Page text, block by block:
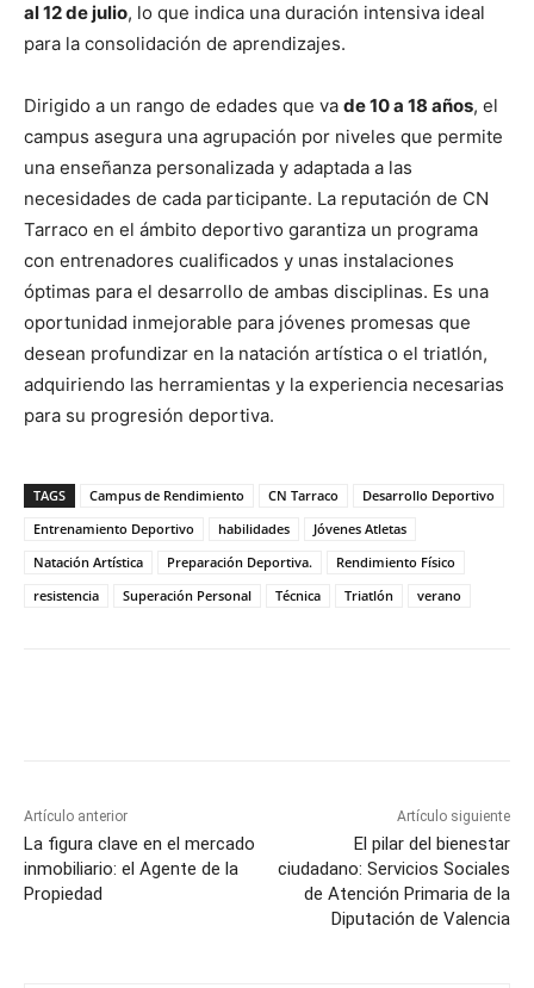
al 12 de julio, lo que indica una duración intensiva ideal
para la consolidación de aprendizajes.
Dirigido a un rango de edades que va de 10 a 18 años, el
campus asegura una agrupación por niveles que permite
una enseñanza personalizada y adaptada a las
necesidades de cada participante. La reputación de CN
Tarraco en el ámbito deportivo garantiza un programa
con entrenadores cualificados y unas instalaciones
óptimas para el desarrollo de ambas disciplinas. Es una
oportunidad inmejorable para jóvenes promesas que
desean profundizar en la natación artística o el triatlón,
adquiriendo las herramientas y la experiencia necesarias
para su progresión deportiva.
TAGS Campus de Rendimiento CN Tarraco
Desarrollo Deportivo
Entrenamiento Deportivo
habilidades
Jóvenes Atletas
Natación Artística
Preparación Deportiva.
Rendimiento Físico
resistencia
Superación Personal Técnica Triatlón verano
Artículo anterior
La figura clave en el mercado
inmobiliario: el Agente de la
Propiedad
Artículo siguiente
El pilar del bienestar
ciudadano: Servicios Sociales
de Atención Primaria de la
Diputación de Valencia